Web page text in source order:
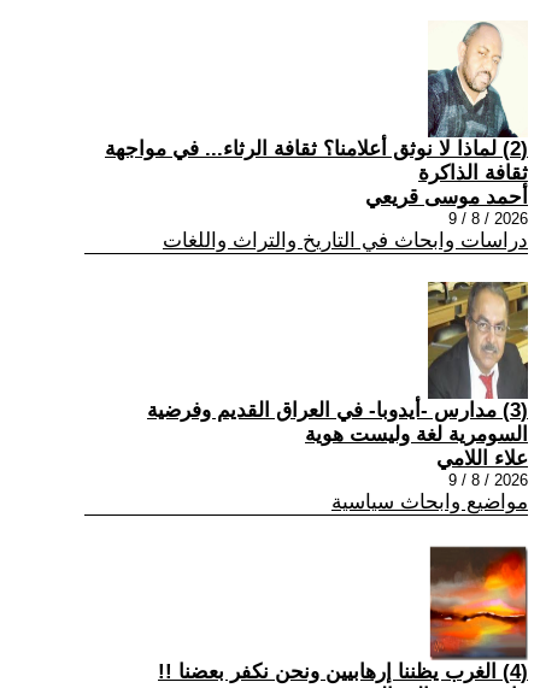
(2) لماذا لا نوثق أعلامنا؟ ثقافة الرثاء... في مواجهة
ثقافة الذاكرة
أحمد موسى قريعي
2026 / 8 / 9
دراسات وابحاث في التاريخ والتراث واللغات
(3) مدارس -أيدوبا- في العراق القديم وفرضية
السومرية لغة وليست هوية
علاء اللامي
2026 / 8 / 9
مواضيع وابحاث سياسية
(4) الغرب يظننا إرهابيين ونحن نكفر بعضنا !!